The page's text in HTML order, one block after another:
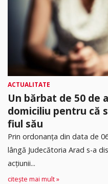
ACTUALITATE
Un bărbat de 50 de
domiciliu pentru că
fiul său
Prin ordonanța din data de
lângă Judecătoria Arad s-a
acţiunii...
citește mai mult »